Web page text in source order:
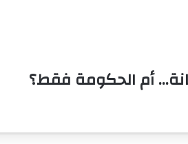
أم الحكومة فقط؟